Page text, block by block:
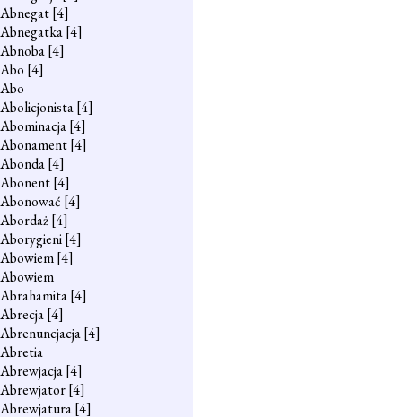
Abnegat[4]
Abnegatka[4]
Abnoba[4]
Abo [4]
Abo
Abolicjonista[4]
Abominacja[4]
Abonament[4]
Abonda[4]
Abonent[4]
Abonować [4]
Abordaż[4]
Aborygieni[4]
Abowiem[4]
Abowiem
Abrahamita[4]
Abrecja[4]
Abrenuncjacja[4]
Abretia
Abrewjacja[4]
Abrewjator[4]
Abrewjatura[4]